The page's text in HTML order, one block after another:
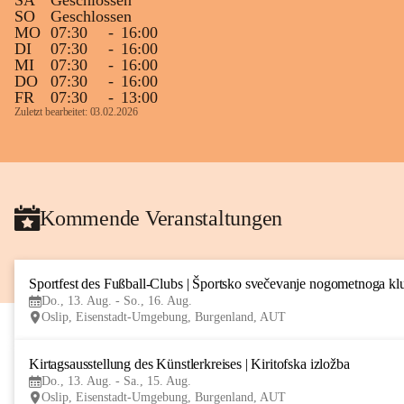
SO
Geschlossen
MO 07:30 - 16:00
DI
07:30 - 16:00
MI
07:30 - 16:00
DO
07:30 - 16:00
FR
07:30 - 13:00
Zuletzt bearbeitet: 03.02.2026
Kommende Veranstaltungen
Sportfest des Fußball-Clubs | Športsko svečevanje nogometnoga
Do., 13. Aug. - So., 16. Aug.
Oslip, Eisenstadt-Umgebung, Burgenland, AUT
Kirtagsausstellung des Künstlerkreises | Kiritofska izložba
Do., 13. Aug. - Sa., 15. Aug.
Oslip, Eisenstadt-Umgebung, Burgenland, AUT